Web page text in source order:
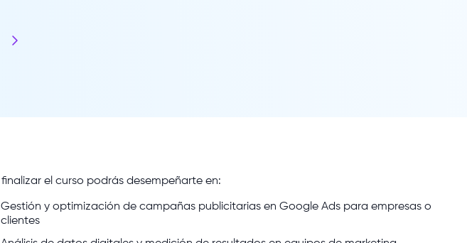
finalizar el curso podrás desempeñarte en:
Gestión y optimización de campañas publicitarias en Google Ads para empresas o
clientes